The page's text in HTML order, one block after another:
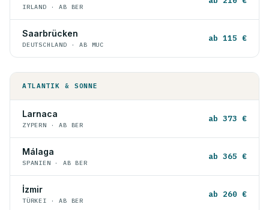
IRLAND · AB BER
Saarbrücken
DEUTSCHLAND · AB MUC
ab 115 €
ATLANTIK & SONNE
Larnaca
ZYPERN · AB BER
ab 373 €
Málaga
SPANIEN · AB BER
ab 365 €
İzmir
TÜRKEI · AB BER
ab 260 €